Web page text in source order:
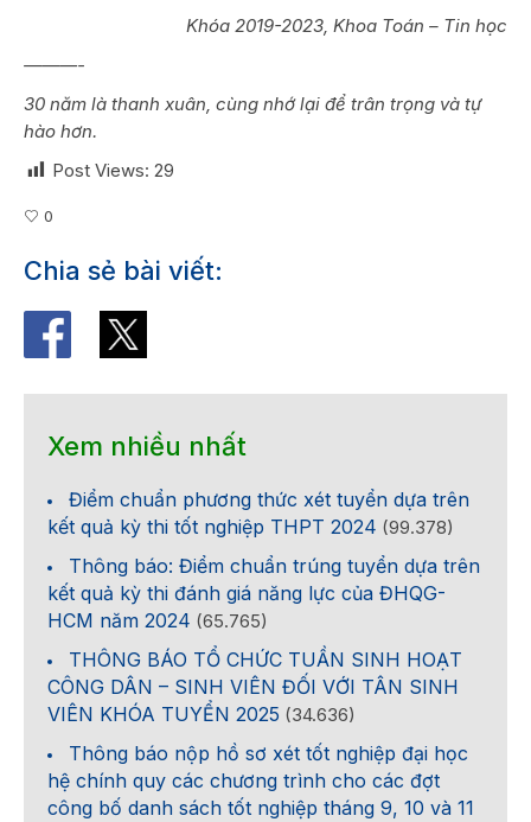
Khóa 2019-2023, Khoa Toán – Tin học
———-
30 năm là thanh xuân, cùng nhớ lại để trân trọng và tự
hào hơn.
Post Views: 29
0
Chia sẻ bài viết:
Xem nhiều nhất
Điểm chuẩn phương thức xét tuyển dựa trên
kết quả kỳ thi tốt nghiệp THPT 2024 (99.378)
Thông báo: Điểm chuẩn trúng tuyển dựa trên
kết quả kỳ thi đánh giá năng lực của ĐHQG-
HCM năm 2024 (65.765)
THÔNG BÁO TỔ CHỨC TUẦN SINH HOẠT
CÔNG DÂN – SINH VIÊN ĐỐI VỚI TÂN SINH
VIÊN KHÓA TUYỂN 2025 (34.636)
Thông báo nộp hồ sơ xét tốt nghiệp đại học
hệ chính quy các chương trình cho các đợt
công bố danh sách tốt nghiệp tháng 9, 10 và 11